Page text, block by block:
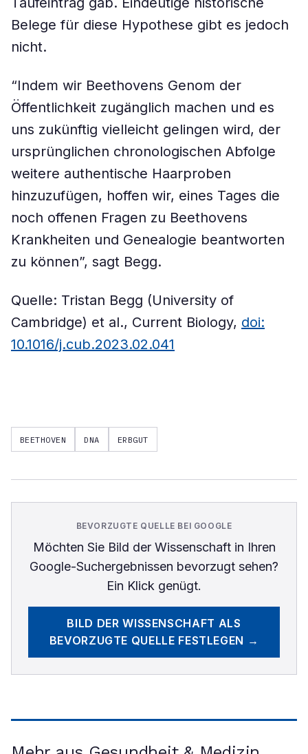
Belege für diese Hypothese gibt es jedoch
nicht.
“Indem wir Beethovens Genom der
Öffentlichkeit zugänglich machen und es
uns zukünftig vielleicht gelingen wird, der
ursprünglichen chronologischen Abfolge
weitere authentische Haarproben
hinzuzufügen, hoffen wir, eines Tages die
noch offenen Fragen zu Beethovens
Krankheiten und Genealogie beantworten
zu können”, sagt Begg.
Quelle: Tristan Begg (University of
Cambridge) et al., Current Biology, doi:
10.1016/j.cub.2023.02.041
BEETHOVEN DNA ERBGUT
BEVORZUGTE QUELLE BEI GOOGLE
Möchten Sie Bild der Wissenschaftin Ihren
Google-Suchergebnissen bevorzugt sehen?
Ein Klick genügt.
BILD DER WISSENSCHAFT ALS
BEVORZUGTE QUELLE FESTLEGEN →